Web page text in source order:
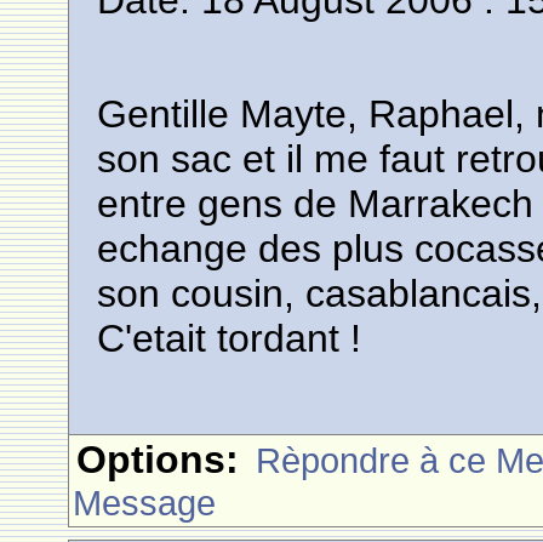
Gentille Mayte,
son sac et il me faut
entre gens de
echange des plus
son cousin,
C'etait tordant !
Options: Rèpondre à ce
Message